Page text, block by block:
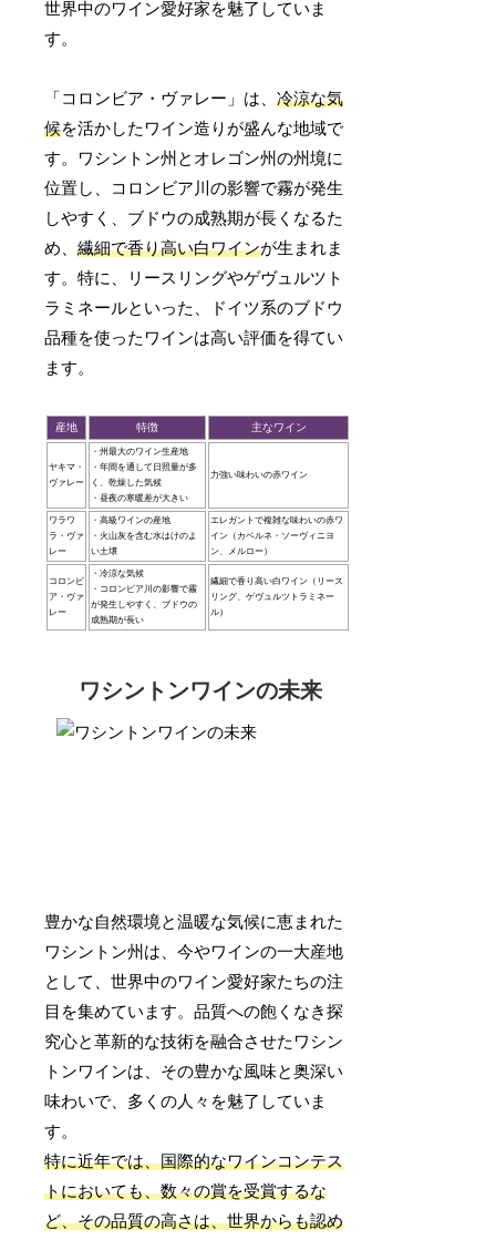
世界中のワイン愛好家を魅了していま
す。
「コロンビア・ヴァレー」は、冷涼な気
候を活かしたワイン造りが盛んな地域で
す。ワシントン州とオレゴン州の州境に
位置し、コロンビア川の影響で霧が発生
しやすく、ブドウの成熟期が長くなるた
め、繊細で香り高い白ワインが生まれま
す。特に、リースリングやゲヴュルツト
ラミネールといった、ドイツ系のブドウ
品種を使ったワインは高い評価を得てい
ます。
産地 特徴 主なワイン
ヤキマ・
ヴァレー
・州最大のワイン生産地
・年間を通して日照量が多
く、乾燥した気候
・昼夜の寒暖差が大きい
力強い味わいの赤ワイン
ワラワ
ラ・ヴァ
レー
・高級ワインの産地
・火山灰を含む水はけのよ
い土壌
エレガントで複雑な味わいの赤ワ
イン（カベルネ・ソーヴィニヨ
ン、メルロー）
コロンビ
ア・ヴァ
レー
・冷涼な気候
・コロンビア川の影響で霧
が発生しやすく、ブドウの
成熟期が長い
繊細で香り高い白ワイン（リース
リング、ゲヴュルツトラミネー
ル）
ワシントンワインの未来
豊かな自然環境と温暖な気候に恵まれた
ワシントン州は、今やワインの一大産地
として、世界中のワイン愛好家たちの注
目を集めています。品質への飽くなき探
究心と革新的な技術を融合させたワシン
トンワインは、その豊かな風味と奥深い
味わいで、多くの人々を魅了していま
す。
特に近年では、国際的なワインコンテス
トにおいても、数々の賞を受賞するな
ど、その品質の高さは、世界からも認め